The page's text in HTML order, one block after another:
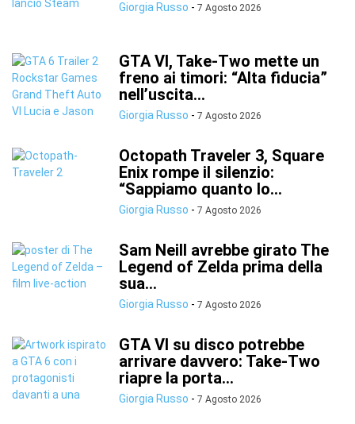
Giorgia Russo - 7 Agosto 2026
GTA VI, Take-Two mette un
freno ai timori: “Alta fiducia”
nell’uscita...
Giorgia Russo - 7 Agosto 2026
Octopath Traveler 3, Square
Enix rompe il silenzio:
“Sappiamo quanto lo...
Giorgia Russo - 7 Agosto 2026
Sam Neill avrebbe girato The
Legend of Zelda prima della
sua...
Giorgia Russo - 7 Agosto 2026
GTA VI su disco potrebbe
arrivare davvero: Take-Two
riapre la porta...
Giorgia Russo - 7 Agosto 2026